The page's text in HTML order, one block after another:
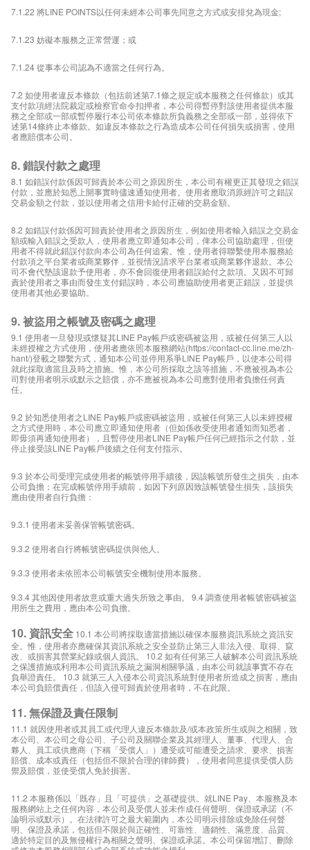
7.1.22 將LINE POINTS以任何未經本公司事先同意之方式或安排兌為現金;
7.1.23 妨礙本服務之正常營運；或
7.1.24 從事本公司認為不適當之任何行為。
7.2 如使用者違反本條款（包括前述第7.1條之規定或本服務之任何條款）或其
支付款項經法院裁定或檢察官命令扣押者，本公司得暫停對該使用者提供本服
務之全部或一部或暫停履行本公司依本條款所負義務之全部或一部，並得依下
述第14條終止本條款。如違反本條款之行為造成本公司任何損失或損害，使用
者應賠償本公司。
8. 錯誤付款之處理
8.1 如錯誤付款係因可歸責於本公司之原因所生，本公司有權更正其發現之錯誤
付款，並應於知悉上開事實時儘速通知使用者。使用者應取消原經許可之錯誤
交易金額之付款，並以使用者之信用卡給付正確的交易金額。
8.2 如錯誤付款係因可歸責於使用者之原因所生，例如使用者輸入錯誤之交易金
額或輸入錯誤之受款人，使用者應立即通知本公司，俾本公司協助處理，但使
用者不得就此錯誤付款向本公司為任何追索。惟，使用者得聯繫使用本服務給
付款項之平台業者或商業夥伴，並視情況請求平台業者或商業夥伴退款。本公
司不會代墊該退款予使用者，亦不會回復使用者錯誤給付之款項。又因不可歸
責於使用者之事由而發生支付錯誤時，本公司應協助使用者更正錯誤，並提供
使用者其他必要協助。
9. 被盜用之帳號及密碼之處理
9.1 使用者一旦發現或懷疑其LINE Pay帳戶或密碼被盜用，或被任何第三人以
未經授權之方式使用，使用者應依照本服務網站(https://contact-cc.line.me/zh-
hant/)登載之聯繫方式，通知本公司並停用系爭LINE Pay帳戶，以使本公司得
就此採取適當且及時之措施。惟，本公司所採取之該等措施，不應被視為本公
司對使用者明示或默示之賠償，亦不應被視為本公司應對使用者負擔任何責
任。
9.2 於知悉使用者之LINE Pay帳戶或密碼被盜用，或被任何第三人以未經授權
之方式使用時，本公司應立即通知使用者（但如係收受使用者通知而知悉者，
即毋須再通知使用者），且暫停使用者LINE Pay帳戶任何已經指示之付款，並
停止接受該LINE Pay帳戶後續之任何支付指示。
9.3 於本公司受理完成使用者的帳號停用手續後，因該帳號所發生之損失，由本
公司負擔；在完成帳號停用手續前，如因下列原因致該帳號發生損失，該損失
應由使用者自行負擔：
9.3.1 使用者未妥善保管帳號密碼。
9.3.2 使用者自行將帳號密碼提供與他人。
9.3.3 使用者未依照本公司帳號安全機制使用本服務。
9.3.4 其他因使用者故意或重大過失所致之事由。 9.4 調查使用者帳號密碼被盜
用所生之費用，應由本公司負擔。
10. 資訊安全 10.1 本公司將採取適當措施以確保本服務資訊系統之資訊安
全。惟，使用者亦應確保其資訊系統之安全並防止第三人非法入侵、取得、竄
改、或損害其營業紀錄或個人資訊。 10.2 如有任何第三人破解本公司資訊系統
之保護措施或利用本公司資訊系統之漏洞相關爭議，由本公司就該事實不存在
負舉證責任。 10.3 就第三人入侵本公司資訊系統對使用者所造成之損害，應由
本公司負賠償責任，但該入侵可歸責於使用者時，不在此限。
11. 無保證及責任限制
11.1 就因使用者或其員工或代理人違反本條款及/或本政策所生或與之相關，致
本公司、本公司之母公司、子公司及關聯企業及其經理人、董事、代理人、合
夥人、員工或供應商（下稱「受償人」）遭受或可能遭受之請求、要求、損害
賠償、成本或責任（包括但不限於合理的律師費），使用者同意提供受償人防
禦及賠償，並使受償人免於損害。
11.2 本服務係以「既存」且「可提供」之基礎提供。就LINE Pay、本服務及本
服務網站上之任何內容，本公司及受償人並未作成任何聲明、保證或承諾（不
論明示或默示）。在法律許可之最大範圍內，本公司明示排除或免除任何聲
明、保證及承諾，包括但不限於與正確性、可靠性、適銷性、滿意度、品質、
適於特定目的及無侵權行為相關之聲明、保證或承諾。本公司保留增訂、刪除